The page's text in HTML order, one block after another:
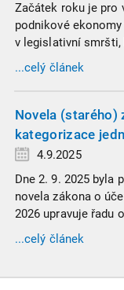
Začátek roku je pro
podnikové
v legislativní smršti,
vyžaduje
informace.
žádného daňového
...celý článek
Novela (starého)
kategorizace
4.9.2025
Dne 2. 9. 2025 byla
novela zákona o
2026 upravuje řadu
od 3. září 2025,
do velikostních a
...celý článek